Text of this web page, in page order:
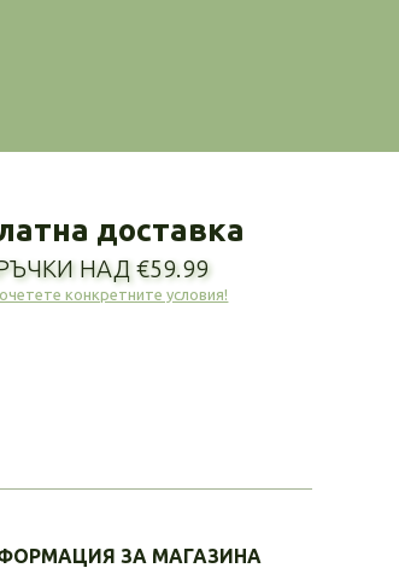
доставка
НАД €59.99
конкретните условия!
ЗА МАГАЗИНА